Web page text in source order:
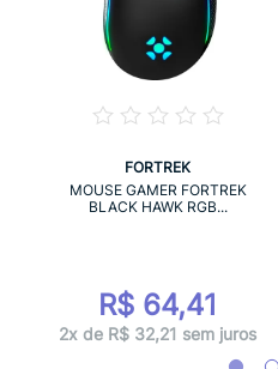
FORTREK
MOUSE GAMER FORTREK
BLACK HAWK RGB...
R$ 64,41
2x de R$ 32,21 sem juros